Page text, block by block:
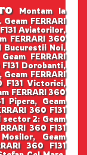
Montam la
FERRARI
Aviatorilor,
FERRARI 360
Bucurestii Noi,
FERRARI
Dorobanti,
FERRARI
F131 Victoriei,
FERRARI 360
Pipera, Geam
360 F131
sector 2: Geam
360 F131
Geam
360 F131